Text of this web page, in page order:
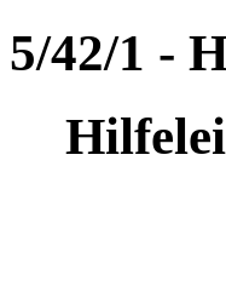
5/42/1 -